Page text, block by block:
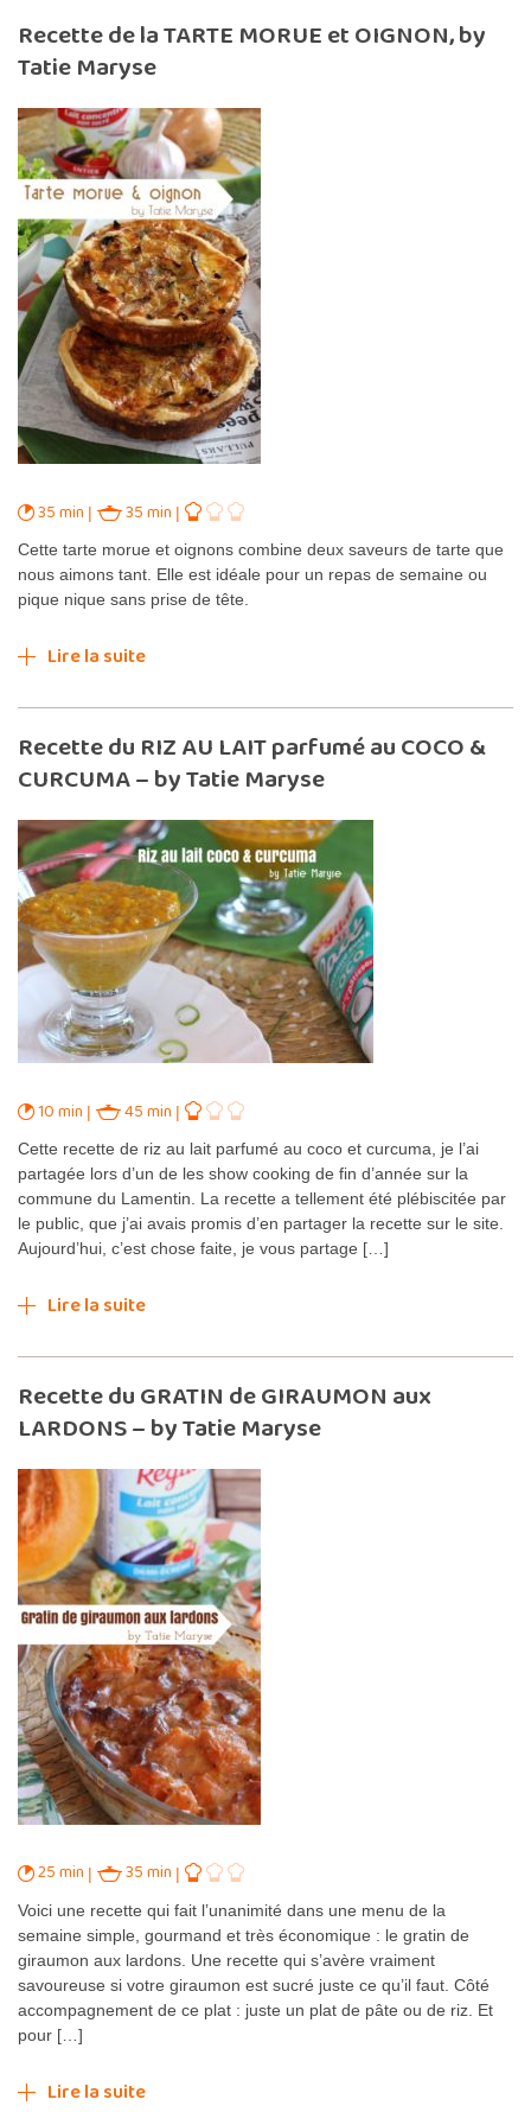
Recette de la TARTE MORUE et OIGNON, by
Tatie Maryse
35 min 35 min
Cette tarte morue et oignons combine deux saveurs de tarte que
nous aimons tant. Elle est idéale pour un repas de semaine ou
pique nique sans prise de tête.
Lire la suite
Recette du RIZ AU LAIT parfumé au COCO &
CURCUMA – by Tatie Maryse
10 min 45 min
Cette recette de riz au lait parfumé au coco et curcuma, je l’ai
partagée lors d’un de les show cooking de fin d’année sur la
commune du Lamentin. La recette a tellement été plébiscitée par
le public, que j’ai avais promis d’en partager la recette sur le site.
Aujourd’hui, c’est chose faite, je vous partage […]
Lire la suite
Recette du GRATIN de GIRAUMON aux
LARDONS – by Tatie Maryse
25 min 35 min
Voici une recette qui fait l’unanimité dans une menu de la
semaine simple, gourmand et très économique : le gratin de
giraumon aux lardons. Une recette qui s’avère vraiment
savoureuse si votre giraumon est sucré juste ce qu’il faut. Côté
accompagnement de ce plat : juste un plat de pâte ou de riz. Et
pour […]
Lire la suite